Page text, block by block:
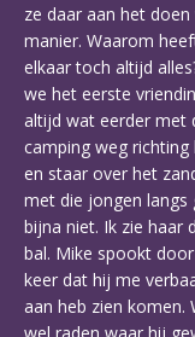
ze daar aan het
manier. Waarom
elkaar toch altijd
we het eerste
altijd wat eerder met
camping weg
en staar over het
met die jongen langs
bijna niet. Ik zie haar
bal. Mike spookt
keer dat hij me
aan heb zien komen.